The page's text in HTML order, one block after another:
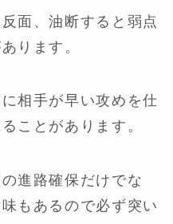
面、油断すると弱点
ります。
相手が早い攻めを仕
ことがあります。
進路確保だけでな
もあるので必ず突い